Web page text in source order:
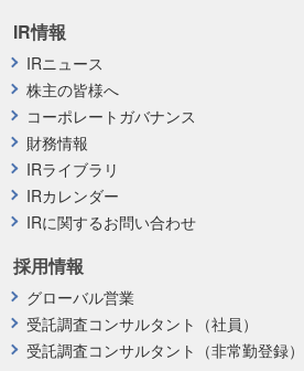
採用情報
グローバル営業
受託調査コンサルタント（社員）
受託調査コンサルタント（非常勤登録）
IR情報
IRニュース
株主の皆様へ
コーポレートガバナンス
財務情報
IRライブラリ
IRカレンダー
IRに関するお問い合わせ